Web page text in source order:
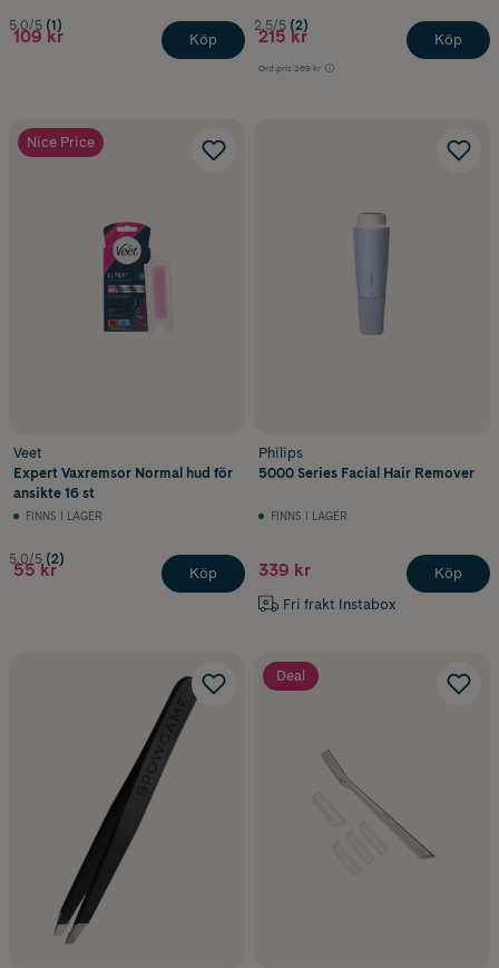
5.0/5 (1)
109 kr Köp
2.5/5 (2)
215 kr
Ord.pris 269 kr
Köp
Nice Price
Veet
Expert Vaxremsor Normal hud för
ansikte 16 st
FINNS I LAGER
5.0/5 (2)
55 kr Köp
Philips
5000 Series Facial Hair Remover
FINNS I LAGER
339 kr
Fri frakt Instabox
Köp
Deal